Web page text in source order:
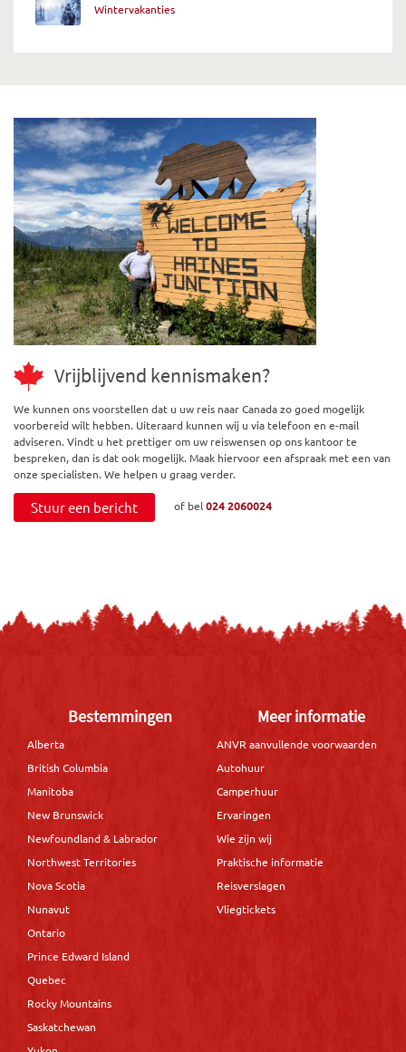
Wintervakanties
Vrijblijvend kennismaken?
We kunnen ons voorstellen dat u uw reis naar Canada zo goed mogelijk
voorbereid wilt hebben. Uiteraard kunnen wij u via telefoon en e-mail
adviseren. Vindt u het prettiger om uw reiswensen op ons kantoor te
bespreken, dan is dat ook mogelijk. Maak hiervoor een afspraak met een van
onze specialisten. We helpen u graag verder.
Stuur een bericht of bel024 2060024
Bestemmingen
Alberta
British Columbia
Manitoba
New Brunswick
Newfoundland & Labrador
Northwest Territories
Nova Scotia
Nunavut
Ontario
Prince Edward Island
Quebec
Rocky Mountains
Saskatchewan
Meer informatie
ANVR aanvullende voorwaarden
Autohuur
Camperhuur
Ervaringen
Wie zijn wij
Praktische informatie
Reisverslagen
Vliegtickets